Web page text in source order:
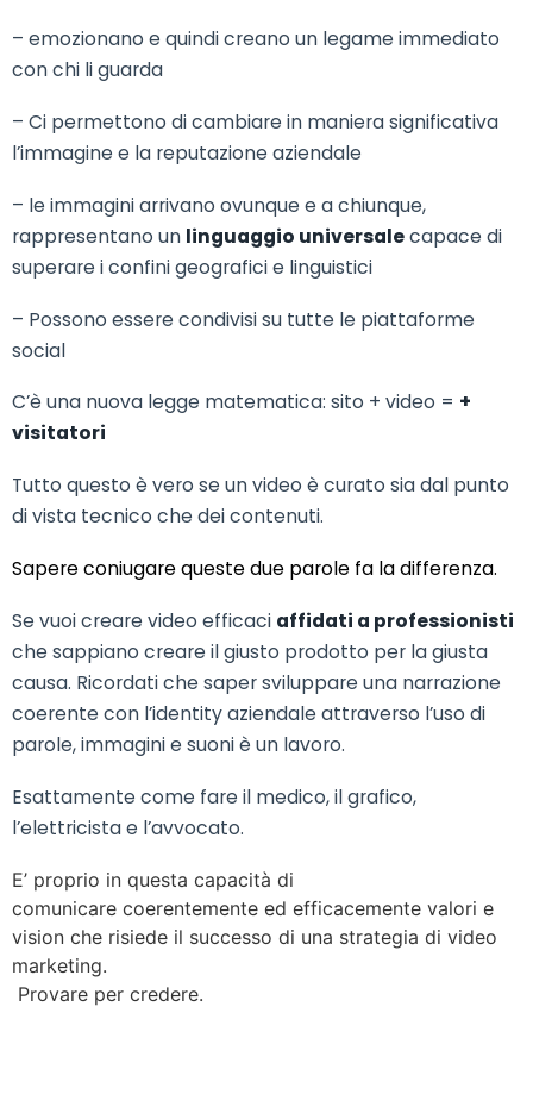
– emozionano e quindi creano un legame immediato
con chi li guarda
– Ci permettono di cambiare in maniera significativa
l’immagine e la reputazione aziendale
– le immagini arrivano ovunque e a chiunque,
rappresentano un linguaggio universalecapace di
superare i confini geografici e linguistici
– Possono essere condivisi su tutte le piattaforme
social
C’è una nuova legge matematica: sito + video = +
visitatori
Tutto questo è vero se un video è curato sia dal punto
di vista tecnico che dei contenuti.
Sapere coniugare queste due parole fa la differenza.
Se vuoi creare video efficaci affidati a professionisti
che sappiano creare il giusto prodotto per la giusta
causa. Ricordati che saper sviluppare una narrazione
coerente con l’identity aziendale attraverso l’uso di
parole, immagini e suoni è un lavoro.
Esattamente come fare il medico, il grafico,
l’elettricista e l’avvocato.
E’ proprio in questa capacità di
comunicare coerentemente ed efficacemente valori e
vision che risiede il successo di una strategia di video
marketing.
Provare per credere.